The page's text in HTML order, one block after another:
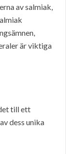
av salmiak,
är viktiga
till ett
dess unika